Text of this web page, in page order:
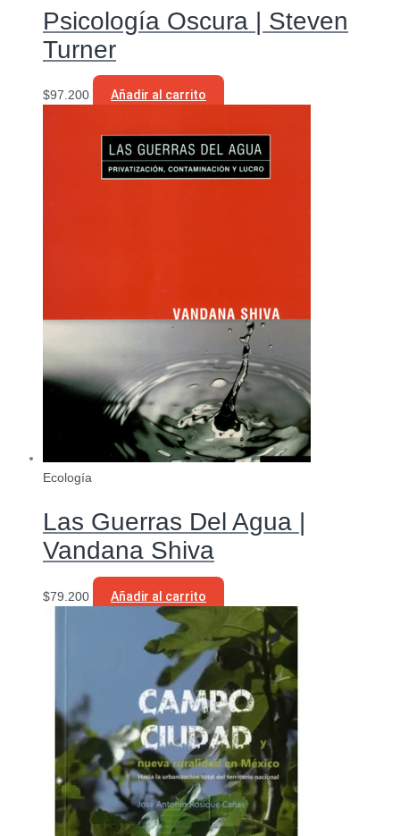
Psicología Oscura | Steven
Turner
$97.200 Añadir al carrito
Ecología
Las Guerras Del Agua |
Vandana Shiva
$79.200 Añadir al carrito